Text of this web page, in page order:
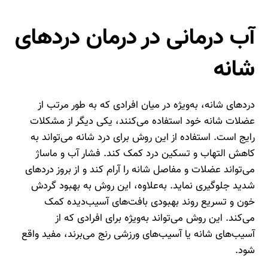
آب درمانی در درمان دردهای
شانه
دردهای شانه، به‌ویژه در میان افرادی که به طور مرتب از
عضلات شانه خود استفاده می‌کنند، یکی دیگر از مشکلات
رایج است. استفاده از این روش برای درد شانه می‌تواند به
کاهش التهاب و تسکین درد کمک کند. فشار آب و ماساژ
می‌تواند عضلات و مفاصل شانه را آرام کند و از بروز دردهای
شدید جلوگیری نماید. به‌علاوه، این روش به بهبود گردش
خون و تسریع روند بهبودی بافت‌های آسیب‌دیده کمک
می‌کند. این روش می‌تواند به‌ویژه برای افرادی که از
آسیب‌های شانه یا آسیب‌های ورزشی رنج می‌برند، مفید واقع
شود.